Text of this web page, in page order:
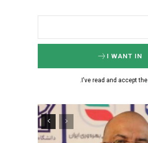
I WANT IN
I've read and accept the